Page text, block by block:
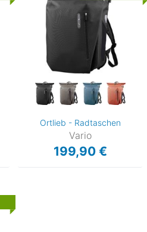
Ortlieb - Radtaschen
Vario
199,90 €